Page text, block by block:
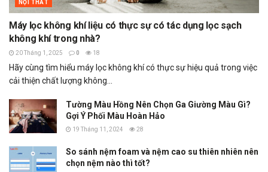
NỘI THẤT
Máy lọc không khí liệu có thực sự có tác dụng lọc sạch
không khí trong nhà?
20 Tháng 1, 2025 0 18
Hãy cùng tìm hiểu máy lọc không khí có thực sự hiệu quả trong việc
cải thiện chất lượng không...
Tường Màu Hồng Nên Chọn Ga Giường Màu Gì?
Gợi Ý Phối Màu Hoàn Hảo
19 Tháng 11, 2024 28
So sánh nệm foam và nệm cao su thiên nhiên nên
chọn nệm nào thì tốt?